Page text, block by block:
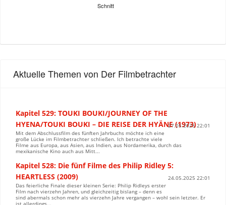
Schnitt
Aktuelle Themen von Der Filmbetrachter
Kapitel 529: TOUKI BOUKI/JOURNEY OF THE
HYENA/TOUKI BOUKI – DIE REISE DER HYÄNE (1973)
27.05.2025 22:01
Mit dem Abschlussfilm des fünften Jahrbuchs möchte ich eine
große Lücke im Filmbetrachter schließen. Ich betrachte viele
Filme aus Europa, aus Asien, aus Indien, aus Nordamerika, durch das
mexikanische Kino auch aus Mitt...
Kapitel 528: Die fünf Filme des Philip Ridley 5:
HEARTLESS (2009)
24.05.2025 22:01
Das feierliche Finale dieser kleinen Serie: Philip Ridleys erster
Film nach vierzehn Jahren, und gleichzeitig bislang – denn es
sind abermals schon mehr als vierzehn Jahre vergangen – wohl sein letzter. Er
ist allerdings...